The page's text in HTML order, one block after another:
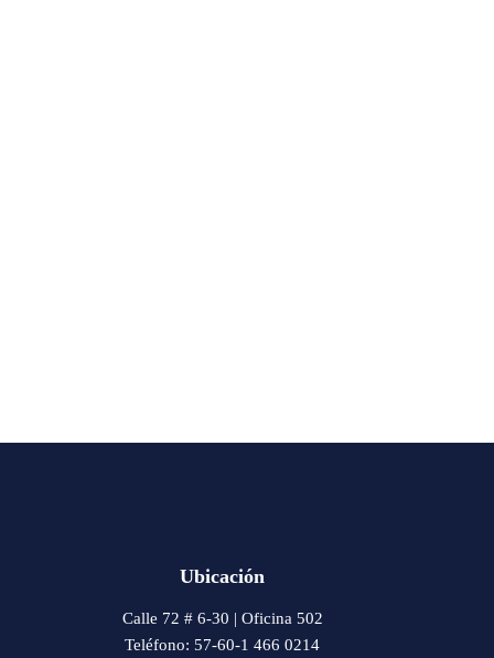
Ubicación
Calle 72 # 6-30 | Oficina 502
Teléfono: 57-60-1 466 0214